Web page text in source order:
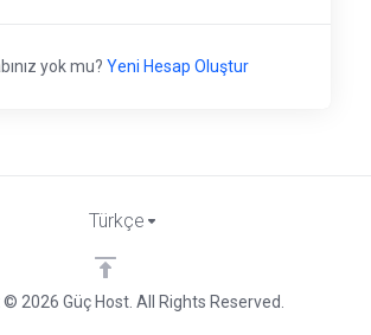
yok mu? Yeni Hesap Oluştur
2026 Güç Host. All Rights Reserved.
Türkçe